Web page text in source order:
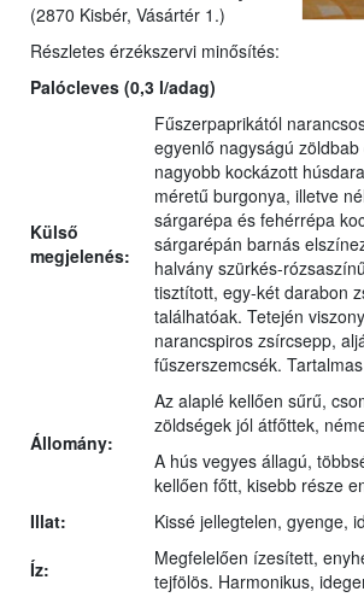
(2870 Kisbér, Vásártér 1.)
Részletes érzékszervi minősítés:
Palócleves (0,3 l/adag)
Külső
megjelenés:
Fűszerpaprikától
egyenlő nagyságú
nagyobb kockázott
méretű burgonya, illetve
sárgarépa és fehérrépa
sárgarépán barnás
halvány szürkés-
tisztított, egy-két darabon
találhatóak. Tetején
narancspiros zsírcsepp,
fűszerszemcsék.
Állomány:
Az alaplé kellően sűrű,
zöldségek jól átfőttek,
A hús vegyes állagú,
kellően főtt, kisebb része
Illat:
Kissé jellegtelen, gyenge,
Íz:
Megfelelően ízesített,
tejfölös. Harmonikus,